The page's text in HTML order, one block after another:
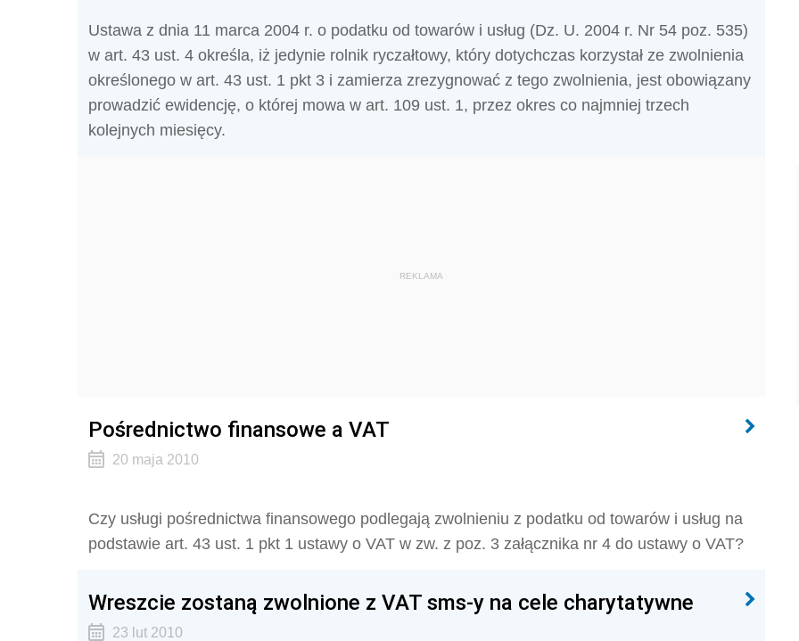
Ustawa z dnia 11 marca 2004 r. o podatku od towarów i usług (Dz. U. 2004 r. Nr 54 poz. 535)
w art. 43 ust. 4 określa, iż jedynie rolnik ryczałtowy, który dotychczas korzystał ze zwolnienia
określonego w art. 43 ust. 1 pkt 3 i zamierza zrezygnować z tego zwolnienia, jest obowiązany
prowadzić ewidencję, o której mowa w art. 109 ust. 1, przez okres co najmniej trzech
kolejnych miesięcy.
REKLAMA
Pośrednictwo finansowe a VAT
20 maja 2010
Czy usługi pośrednictwa finansowego podlegają zwolnieniu z podatku od towarów i usług na
podstawie art. 43 ust. 1 pkt 1 ustawy o VAT w zw. z poz. 3 załącznika nr 4 do ustawy o VAT?
Wreszcie zostaną zwolnione z VAT sms-y na cele charytatywne
23 lut 2010